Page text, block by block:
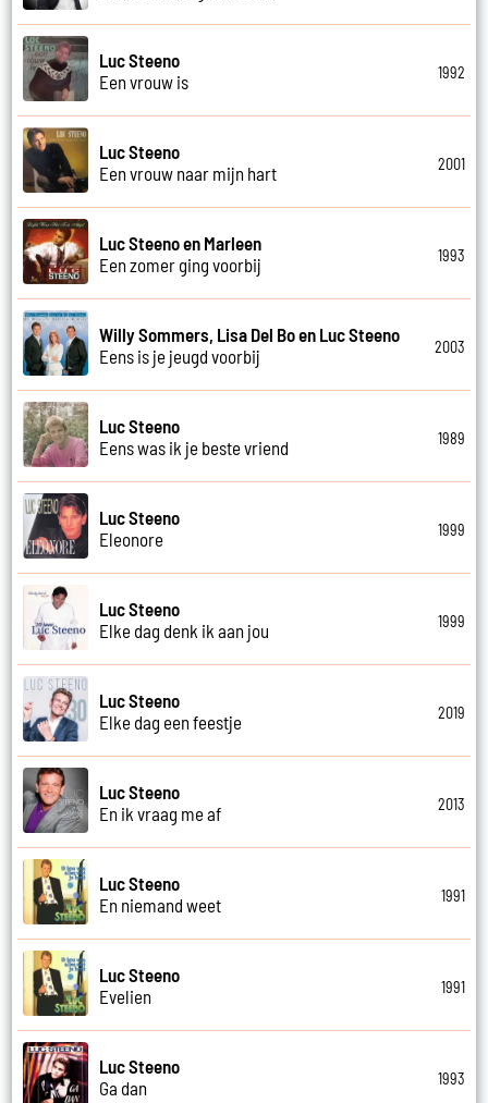
Luc Steeno
Een vrouw is
1992
Luc Steeno
Een vrouw naar mijn hart
2001
Luc Steeno en Marleen
Een zomer ging voorbij
1993
Willy Sommers, Lisa Del Bo en Luc Steeno
Eens is je jeugd voorbij
2003
Luc Steeno
Eens was ik je beste vriend
1989
Luc Steeno
Eleonore
1999
Luc Steeno
Elke dag denk ik aan jou
1999
Luc Steeno
Elke dag een feestje
2019
Luc Steeno
En ik vraag me af
2013
Luc Steeno
En niemand weet
1991
Luc Steeno
Evelien
1991
Luc Steeno
Ga dan
1993